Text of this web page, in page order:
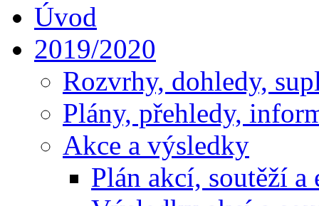
Úvod
2019/2020
Rozvrhy, dohledy,
Plány, přehledy,
Akce a výsledky
Plán akcí, soutěží a